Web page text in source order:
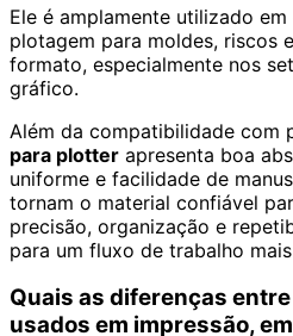
Ele é amplamente utilizado
plotagem para moldes, riscos
formato, especialmente nos
gráfico.
Além da compatibilidade com
para plotter apresenta boa
uniforme e facilidade de
tornam o material confiável
precisão, organização e
para um fluxo de trabalho
Quais as diferenças
usados em impressão,